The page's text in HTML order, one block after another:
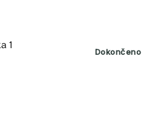
Dokončeno